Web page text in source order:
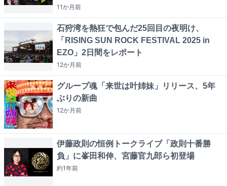
11か月前
石狩湾を熱狂で包んだ25回目の夜明け、
「RISING SUN ROCK FESTIVAL 2025 in
EZO」2日間をレポート
12か月前
グループ魂「来世は叶姉妹」リリース、5年
ぶりの新曲
12か月前
伊藤政則の恒例トークライブ「政則十番勝
負」に峯田和伸、宮藤官九郎ら初登場
約1年前